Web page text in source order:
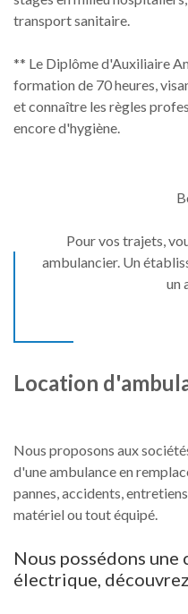
transport sanitaire.
** Le Diplôme d'Auxiliaire
formation de 70 heures,
et connaître les règles
encore d'hygiène.
Pour vos trajets,
ambulancier. Un
un
Location
Nous proposons aux
d'une ambulance en
pannes, accidents,
matériel ou tout équipé.
Nous possédons une
électrique,